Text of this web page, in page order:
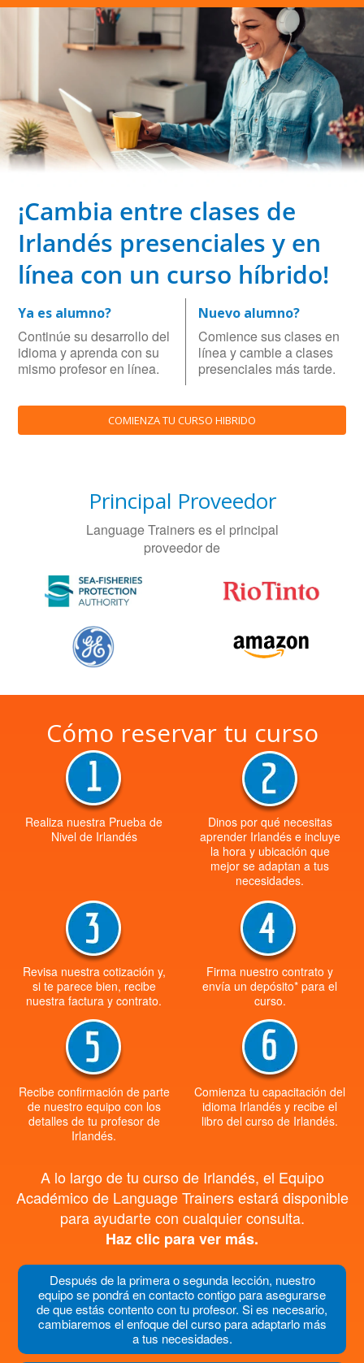
¡Cambia entre clases de
Irlandés presenciales y en
línea con un curso híbrido!
Ya es alumno?
Continúe su desarrollo del
idioma y aprenda con su
mismo profesor en línea.
Nuevo alumno?
Comience sus clases en
línea y cambie a clases
presenciales más tarde.
COMIENZA TU CURSO HIBRIDO
Principal Proveedor
Language Trainers es el principal
proveedor de
Cómo reservar tu curso
Realiza nuestra Prueba de
Nivel de Irlandés
Dinos por qué necesitas
aprender Irlandés e incluye
la hora y ubicación que
mejor se adaptan a tus
necesidades.
Revisa nuestra cotización y,
si te parece bien, recibe
nuestra factura y contrato.
Firma nuestro contrato y
envía un depósito* para el
curso.
Recibe confirmación de parte
de nuestro equipo con los
detalles de tu profesor de
Irlandés.
Comienza tu capacitación del
idioma Irlandés y recibe el
libro del curso de Irlandés.
A lo largo de tu curso de Irlandés, el Equipo
Académico de Language Trainers estará disponible
para ayudarte con cualquier consulta.
Haz clic para ver más.
Después de la primera o segunda lección, nuestro
equipo se pondrá en contacto contigo para asegurarse
de que estás contento con tu profesor. Si es necesario,
cambiaremos el enfoque del curso para adaptarlo más
a tus necesidades.